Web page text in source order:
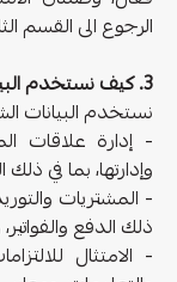
الرجوع الى القسم
3. كيف نستخدم البيانات الشخصية
نستخدم البيانات
- إدارة علاقات
وإدارتها، بما في
- المشتريات
ذلك الدفع
- الامتثال